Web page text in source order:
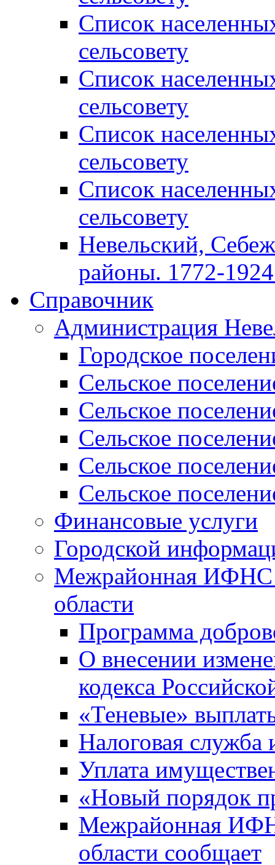
Список
сельсовету
Список
сельсовету
Список
сельсовету
Список
сельсовету
Невельский,
районы. 1772-1924
Справочник
Администрация
Городское
Сельское
Сельское
Сельское
Сельское
Сельское
Финансовые услуги
Городской
Межрайонная ИФНС
области
Программа
О внесении
кодекса
«Теневые»
Налоговая служба
Уплата
«Новый порядок
Межрайонная
области сообщает